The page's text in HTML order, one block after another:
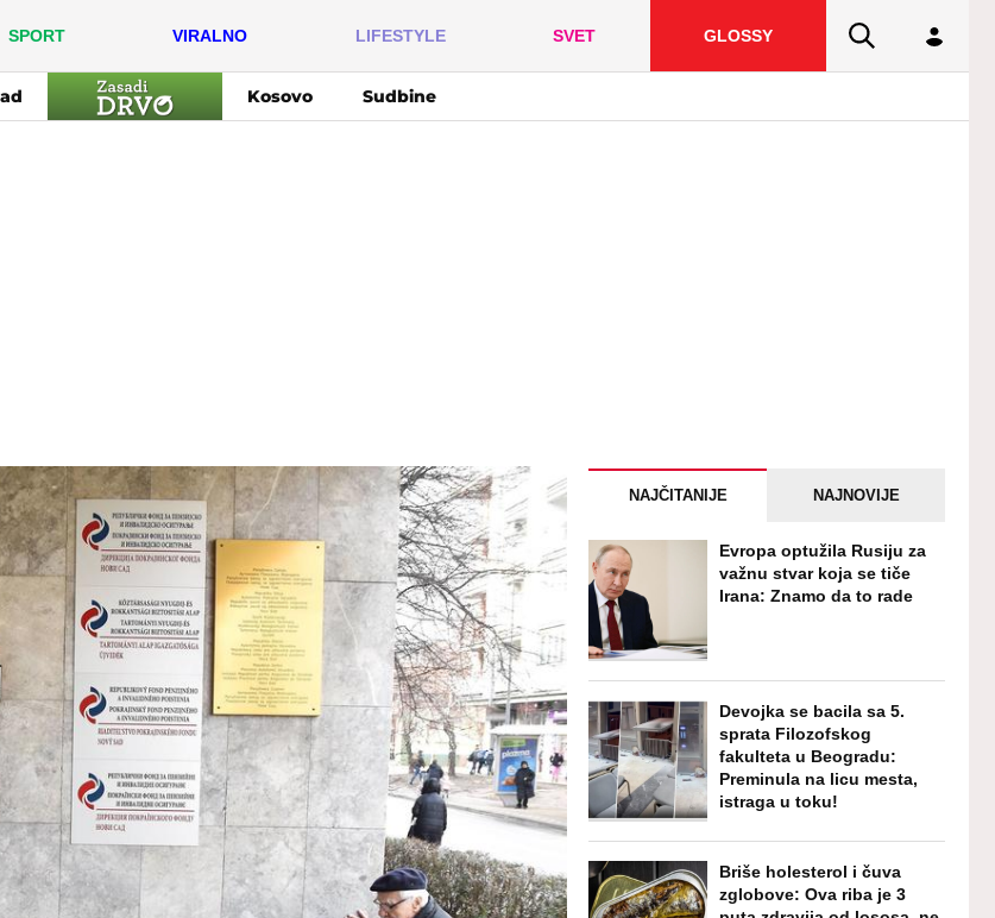
SPORT VIRALNO LIFESTYLE SVET GLOSSY
Kosovo Sudbine
NAJČITANIJE NAJNOVIJE
Evropa optužila Rusiju za
važnu stvar koja se tiče
Irana: Znamo da to rade
Devojka se bacila sa 5.
sprata Filozofskog
fakulteta u Beogradu:
Preminula na licu mesta,
istraga u toku!
Briše holesterol i čuva
zglobove: Ova riba je 3